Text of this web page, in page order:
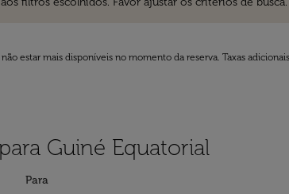
estar mais disponíveis no momento da reserva. Taxas
Guiné Equatorial
Para